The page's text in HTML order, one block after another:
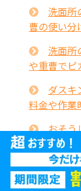
洗面所
曹の使い分
洗面所
や重曹でピ
ダスキ
料金や作業
おそう
や値段・注
お問い合